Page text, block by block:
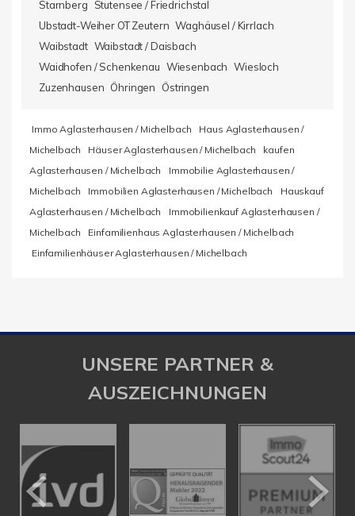
Starnberg
Stutensee / Friedrichstal
Ubstadt-Weiher OT Zeutern Waghäusel / Kirrlach
Waibstadt Waibstadt / Daisbach
Waidhofen / Schenkenau Wiesenbach Wiesloch
Zuzenhausen Öhringen Östringen
Immo Aglasterhausen / Michelbach
Haus Aglasterhausen /
Michelbach
Häuser Aglasterhausen / Michelbach
kaufen
Aglasterhausen / Michelbach
Immobilie Aglasterhausen /
Michelbach
Immobilien Aglasterhausen / Michelbach
Hauskauf
Aglasterhausen / Michelbach
Immobilienkauf Aglasterhausen /
Michelbach
Einfamilienhaus Aglasterhausen / Michelbach
Einfamilienhäuser Aglasterhausen / Michelbach
UNSERE PARTNER &
AUSZEICHNUNGEN